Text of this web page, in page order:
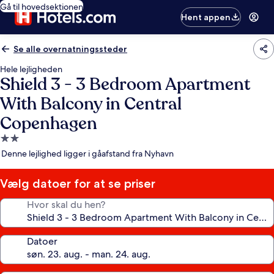
Gå til hovedsektionen
Hent appen
Se alle overnatningssteder
Hele lejligheden
Shield 3 - 3 Bedroom Apartment
With Balcony in Central
Copenhagen
2.0-
stjernet
Denne lejlighed ligger i gåafstand fra Nyhavn
Vælg datoer for at se priser
Hvor skal du hen?
Datoer